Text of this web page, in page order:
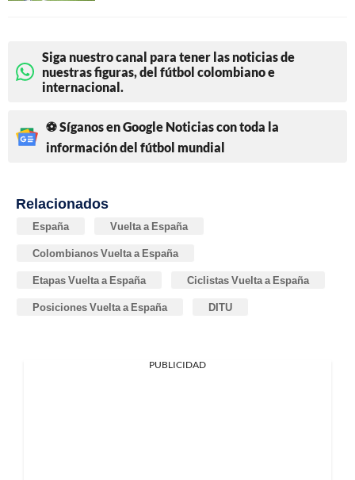
Siga nuestro canal para tener las noticias de
nuestras figuras, del fútbol colombiano e
internacional.
⚽ Síganos en Google Noticias con toda la
información del fútbol mundial
Relacionados
España Vuelta a España
Colombianos Vuelta a España
Etapas Vuelta a España Ciclistas Vuelta a España
Posiciones Vuelta a España DITU
PUBLICIDAD